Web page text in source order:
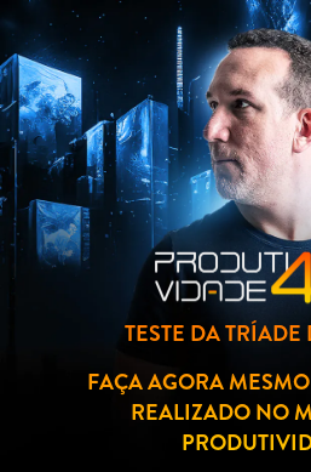
TESTE DA
FAÇA AGORA
REALIZADO NO